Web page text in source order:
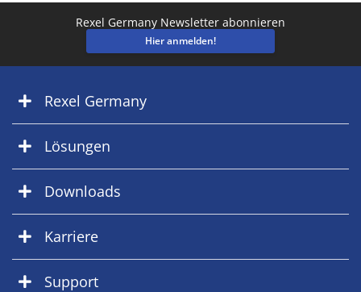
Rexel Germany Newsletter abonnieren
Hier anmelden!
Rexel Germany
Lösungen
Downloads
Karriere
Support